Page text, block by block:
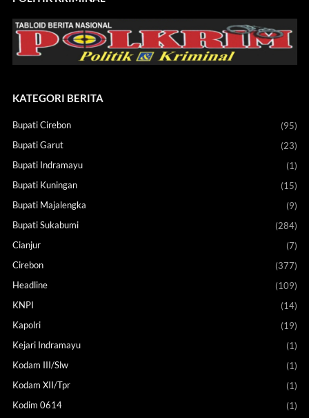
KATEGORI BERITA
Bupati Cirebon
(95)
Bupati Garut
(23)
Bupati Indramayu
(1)
Bupati Kuningan
(15)
Bupati Majalengka
(9)
Bupati Sukabumi
(284)
Cianjur
(7)
Cirebon
(377)
Headline
(109)
KNPI
(14)
Kapolri
(19)
Kejari Indramayu
(1)
Kodam III/Slw
(1)
Kodam XII/Tpr
(1)
Kodim 0614
(1)